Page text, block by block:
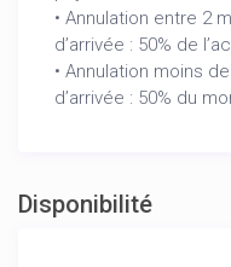
• Annulation entre 2
d’arrivée : 50% de
• Annulation moins
d’arrivée : 50% du
Disponibilité